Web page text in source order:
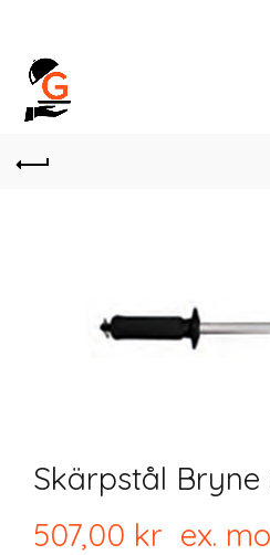
Skärpstål Bryne
507,00 kr ex.